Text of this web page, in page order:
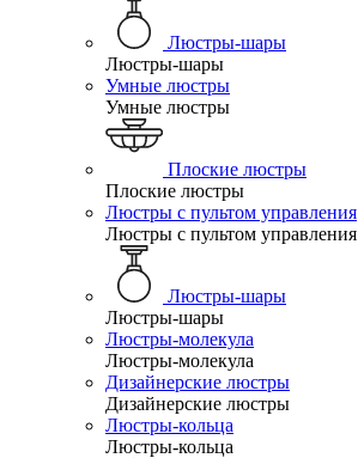
Люстры-шары
Люстры-шары
Умные люстры
Умные люстры
Плоские люстры
Плоские люстры
Люстры с пультом управления
Люстры с пультом управления
Люстры-шары
Люстры-шары
Люстры-молекула
Люстры-молекула
Дизайнерские люстры
Дизайнерские люстры
Люстры-кольца
Люстры-кольца